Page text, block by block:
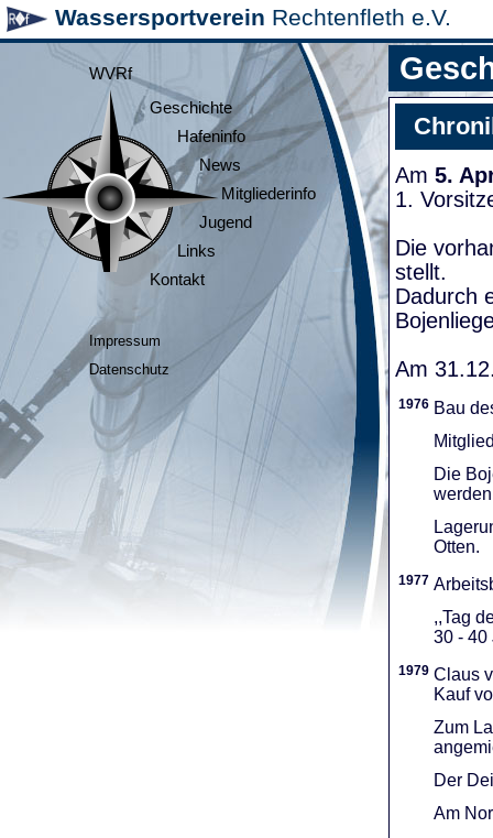
Wassersportverein Rechtenfleth e.V.
WVRf
Geschichte
Hafeninfo
News
Mitgliederinfo
Jugend
Links
Kontakt
Impressum
Datenschutz
Am 5.
1.
Die
stellt.
Dadurch
Am
1976 Bau
Die
Otten.
1977
,,Tag
30 - 40
1979 Claus
Kauf
Zum
Der
Am